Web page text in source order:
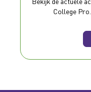
College